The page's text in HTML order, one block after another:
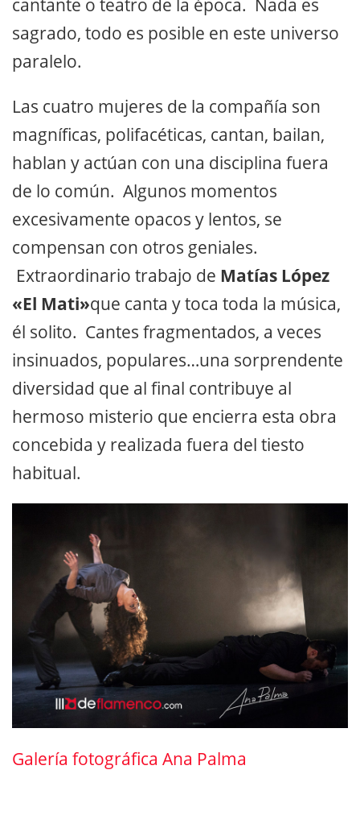
cantante o teatro de la época. Nada es
sagrado, todo es posible en este universo
paralelo.
Las cuatro mujeres de la compañía son
magníficas, polifacéticas, cantan, bailan,
hablan y actúan con una disciplina fuera
de lo común. Algunos momentos
excesivamente opacos y lentos, se
compensan con otros geniales.
Extraordinario trabajo de Matías López
«El Mati»que canta y toca toda la música,
él solito. Cantes fragmentados, a veces
insinuados, populares…una sorprendente
diversidad que al final contribuye al
hermoso misterio que encierra esta obra
concebida y realizada fuera del tiesto
habitual.
Galería fotográfica Ana Palma